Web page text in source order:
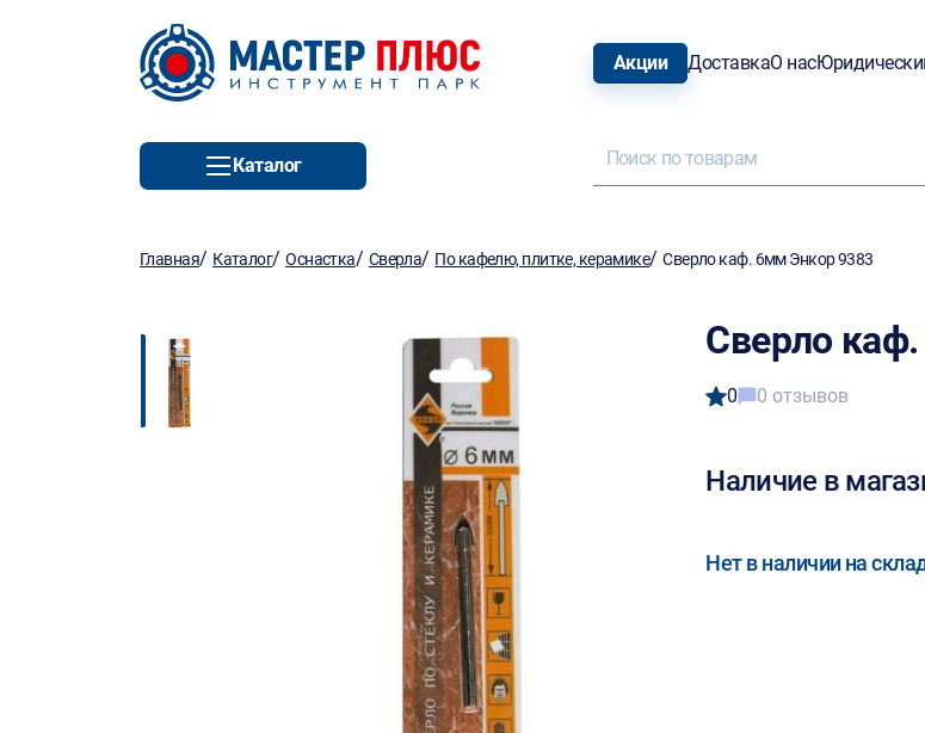
Акции ДоставкаО нас
Каталог
Главная/ Каталог/Оснастка/ Сверла/ По кафелю, плитке, керамике/Сверло каф. 6мм Энкор 9383
Сверло
0 0 отзывов
Наличие в
Нет в наличии на